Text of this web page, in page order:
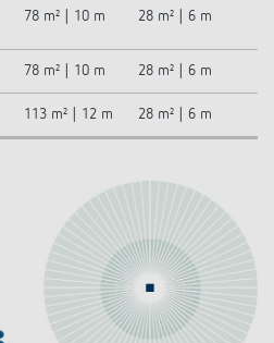
78 m² | 10 m 28 m² | 6 m
78 m² | 10 m 28 m² | 6 m
113 m² | 12 m 28 m² | 6 m